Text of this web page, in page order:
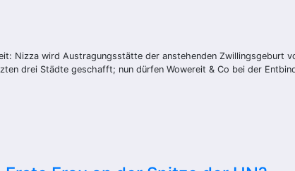
Nizza wird Austragungsstätte der anstehenden Zwillingsgeburt
drei Städte geschafft; nun dürfen Wowereit & Co bei der